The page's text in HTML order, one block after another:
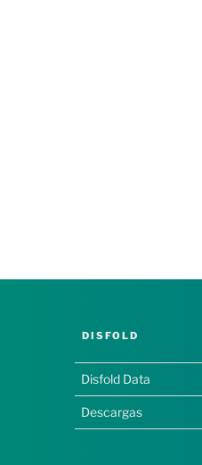
DISFOLD
Disfold Data
Descargas